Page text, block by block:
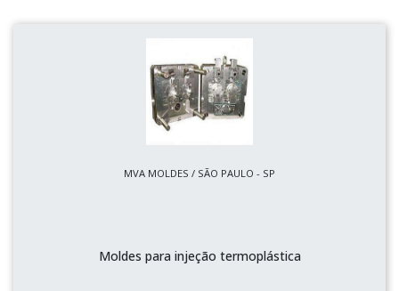
MVA MOLDES / SÃO PAULO - SP
Moldes para injeção termoplástica